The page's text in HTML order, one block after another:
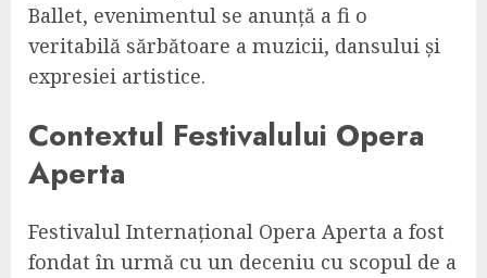
Ballet, evenimentul se anunță a fi o
veritabilă sărbătoare a muzicii, dansului și
expresiei artistice.
Contextul Festivalului Opera
Aperta
Festivalul Internațional Opera Aperta a fost
fondat în urmă cu un deceniu cu scopul de a